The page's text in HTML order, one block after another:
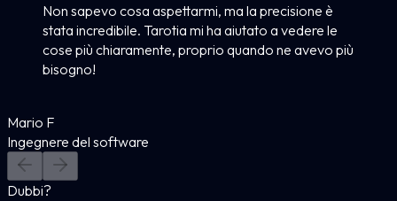
Non sapevo cosa aspettarmi, ma la precisione è
stata incredibile. Tarotia mi ha aiutato a vedere le
cose più chiaramente, proprio quando ne avevo più
bisogno!
Mario F
Ingegnere del software
Dubbi?